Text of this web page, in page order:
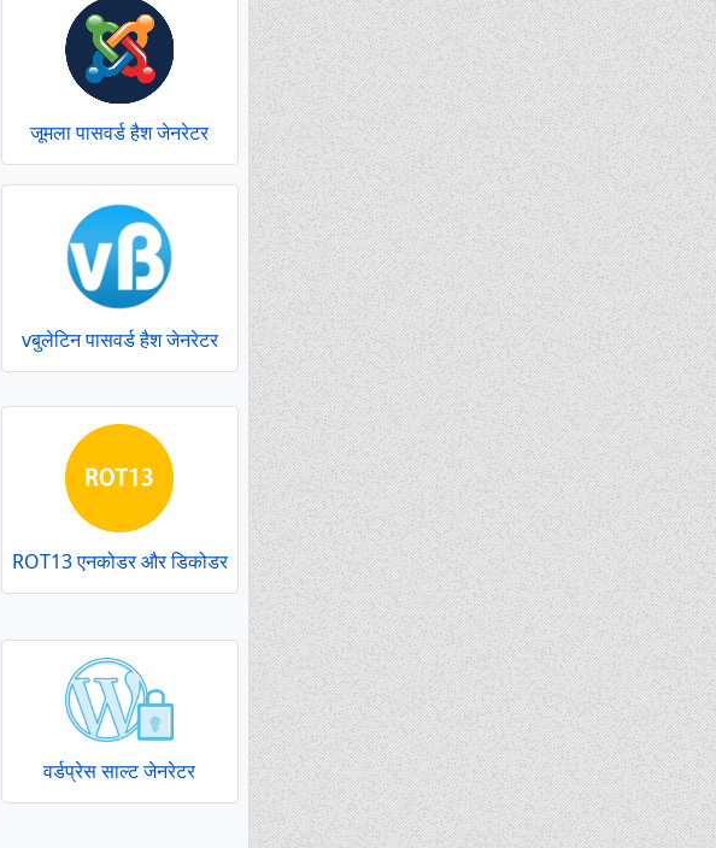
जूमला पासवर्ड हैश जेनरेटर
vबुलेटिन पासवर्ड हैश जेनरेटर
ROT13 एनकोडर और डिकोडर
वर्डप्रेस साल्ट जेनरेटर